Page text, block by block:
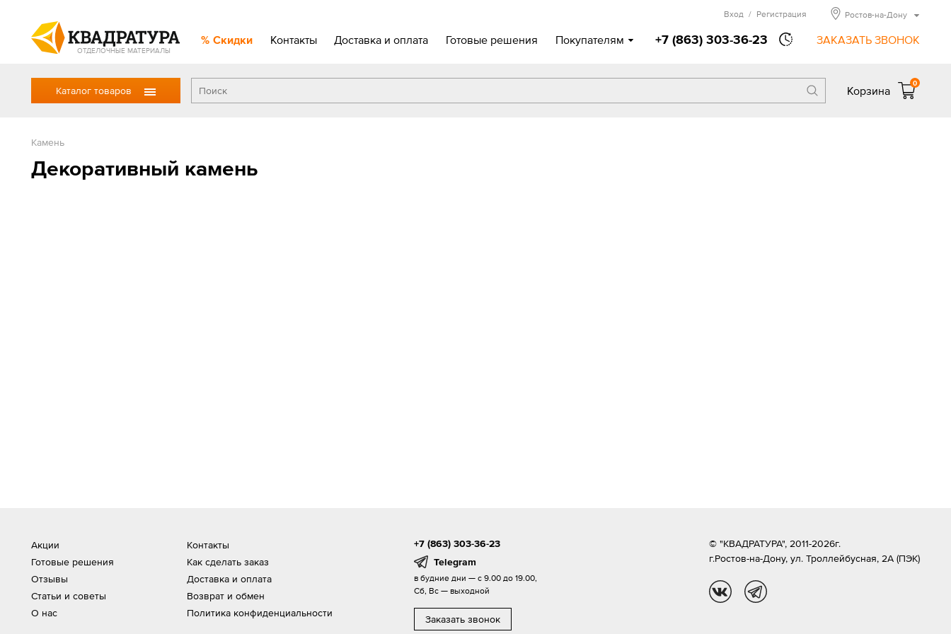
ОТДЕЛОЧНЫЕ МАТЕРИАЛЫ
Скидки Контакты Доставка и оплата Готовые решения Покупателям +7 (863) 303-36-23 ЗАКАЗАТЬ ЗВОНОК
Вход / Регистрация Ростов-на-Дону
Каталог товаров Корзина
0
Камень
Декоративный камень
Акции
Готовые решения
Отзывы
Статьи и советы
О нас
Контакты
Как сделать заказ
Доставка и оплата
Возврат и обмен
Политика конфиденциальности
+7 (863) 303-36-23
Telegram
в будние дни — с 9.00 до 19.00,
Сб, Вс — выходной
Заказать звонок
© "КВАДРАТУРА", 2011-2026г.
г.Ростов-на-Дону, ул. Троллейбусная, 2А (ПЭК)